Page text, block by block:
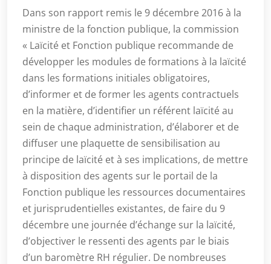
Dans son rapport remis le 9 décembre 2016 à la
ministre de la fonction publique, la commission
« Laïcité et Fonction publique recommande de
développer les modules de formations à la laïcité
dans les formations initiales obligatoires,
d’informer et de former les agents contractuels
en la matière, d’identifier un référent laïcité au
sein de chaque administration, d’élaborer et de
diffuser une plaquette de sensibilisation au
principe de laïcité et à ses implications, de mettre
à disposition des agents sur le portail de la
Fonction publique les ressources documentaires
et jurisprudentielles existantes, de faire du 9
décembre une journée d’échange sur la laïcité,
d’objectiver le ressenti des agents par le biais
d’un baromètre RH régulier. De nombreuses